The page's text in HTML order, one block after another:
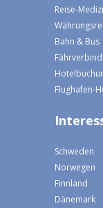
Reise-
Bahn & Bus
Flughafen-
Schweden
Norwegen
Finnland
Dänemark